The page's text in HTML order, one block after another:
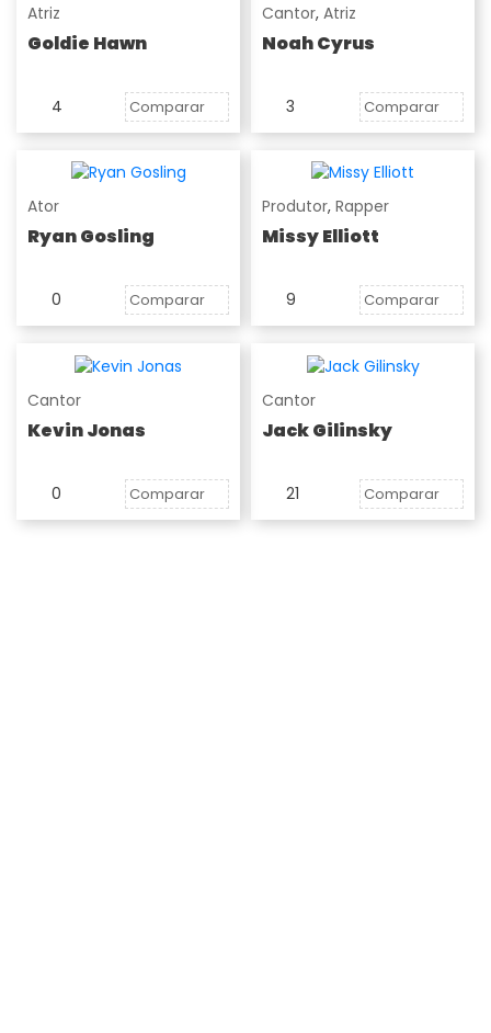
Atriz
Goldie Hawn
4 Comparar
Cantor, Atriz
Noah Cyrus
3 Comparar
Ator
Ryan Gosling
0 Comparar
Produtor, Rapper
Missy Elliott
9 Comparar
Cantor
Kevin Jonas
0 Comparar
Cantor
Jack Gilinsky
21 Comparar